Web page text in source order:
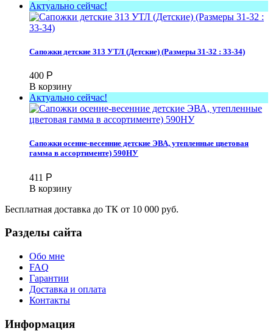
Актуально сейчас!
Сапожки детские 313 УТЛ (Детские) (Размеры 31-32 : 33-34)
400 Р
В корзину
Актуально сейчас!
Сапожки осенне-весенние детские ЭВА, утепленные цветовая
гамма в ассортименте) 590НУ
411 Р
В корзину
Бесплатная доставка до ТК от 10 000 руб.
Разделы сайта
Обо мне
FAQ
Гарантии
Доставка и оплата
Контакты
Информация